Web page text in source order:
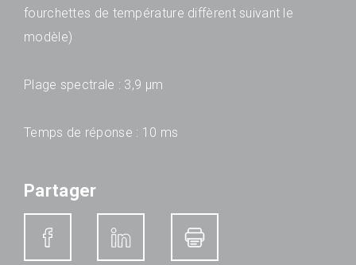
fourchettes de température diffèrent suivant le
modèle)
Plage spectrale : 3,9 µm
Temps de réponse : 10 ms
Partager